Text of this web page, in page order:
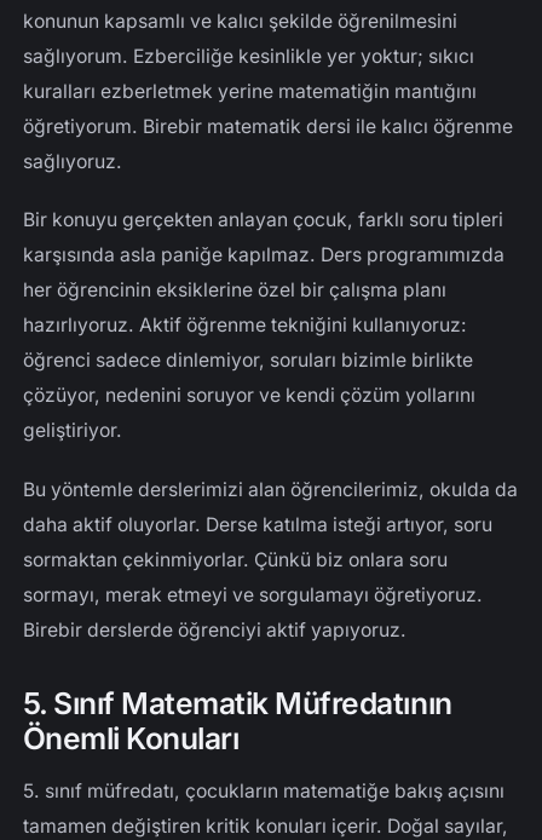
konunun kapsamlı ve kalıcı şekilde öğrenilmesini
sağlıyorum. Ezberciliğe kesinlikle yer yoktur; sıkıcı
kuralları ezberletmek yerine matematiğin mantığını
öğretiyorum. Birebir matematik dersi ile kalıcı öğrenme
sağlıyoruz.
Bir konuyu gerçekten anlayan çocuk, farklı soru tipleri
karşısında asla paniğe kapılmaz. Ders programımızda
her öğrencinin eksiklerine özel bir çalışma planı
hazırlıyoruz. Aktif öğrenme tekniğini kullanıyoruz:
öğrenci sadece dinlemiyor, soruları bizimle birlikte
çözüyor, nedenini soruyor ve kendi çözüm yollarını
geliştiriyor.
Bu yöntemle derslerimizi alan öğrencilerimiz, okulda da
daha aktif oluyorlar. Derse katılma isteği artıyor, soru
sormaktan çekinmiyorlar. Çünkü biz onlara soru
sormayı, merak etmeyi ve sorgulamayı öğretiyoruz.
Birebir derslerde öğrenciyi aktif yapıyoruz.
5. Sınıf Matematik Müfredatının
Önemli Konuları
5. sınıf müfredatı, çocukların matematiğe bakış açısını
tamamen değiştiren kritik konuları içerir. Doğal sayılar,